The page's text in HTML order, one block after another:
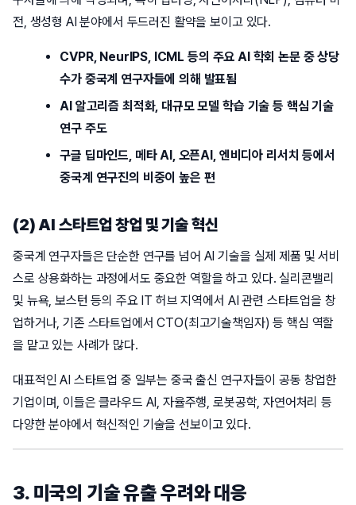
전, 생성형 AI 분야에서 두드러진 활약을 보이고 있다.
CVPR, NeurIPS, ICML 등의 주요 AI 학회 논문 중 상당
수가 중국계 연구자들에 의해 발표됨
AI 알고리즘 최적화, 대규모 모델 학습 기술 등 핵심 기술
연구 주도
구글 딥마인드, 메타 AI, 오픈AI, 엔비디아 리서치 등에서
중국계 연구진의 비중이 높은 편
(2) AI 스타트업 창업 및 기술 혁신
중국계 연구자들은 단순한 연구를 넘어 AI 기술을 실제 제품 및 서비
스로 상용화하는 과정에서도 중요한 역할을 하고 있다. 실리콘밸리
및 뉴욕, 보스턴 등의 주요 IT 허브 지역에서 AI 관련 스타트업을 창
업하거나, 기존 스타트업에서 CTO(최고기술책임자) 등 핵심 역할
을 맡고 있는 사례가 많다.
대표적인 AI 스타트업 중 일부는 중국 출신 연구자들이 공동 창업한
기업이며, 이들은 클라우드 AI, 자율주행, 로봇공학, 자연어처리 등
다양한 분야에서 혁신적인 기술을 선보이고 있다.
3. 미국의 기술 유출 우려와 대응